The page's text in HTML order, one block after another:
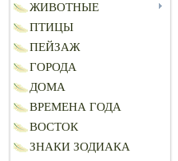
ЖИВОТНЫЕ
ПТИЦЫ
ПЕЙЗАЖ
ГОРОДА
ДОМА
ВРЕМЕНА ГОДА
ВОСТОК
ЗНАКИ ЗОДИАКА